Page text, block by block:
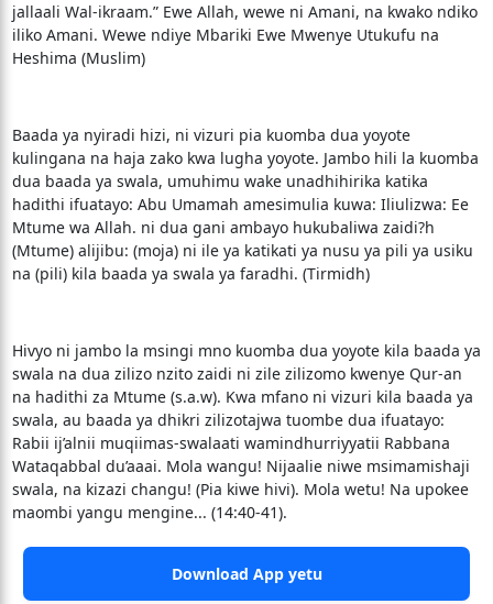
jallaali Wal-ikraam.” Ewe Allah, wewe ni Amani, na kwako ndiko
iliko Amani. Wewe ndiye Mbariki Ewe Mwenye Utukufu na
Heshima (Muslim)
Baada ya nyiradi hizi, ni vizuri pia kuomba dua yoyote
kulingana na haja zako kwa lugha yoyote. Jambo hili la kuomba
dua baada ya swala, umuhimu wake unadhihirika katika
hadithi ifuatayo: Abu Umamah amesimulia kuwa: Iliulizwa: Ee
Mtume wa Allah. ni dua gani ambayo hukubaliwa zaidi?h
(Mtume) alijibu: (moja) ni ile ya katikati ya nusu ya pili ya usiku
na (pili) kila baada ya swala ya faradhi. (Tirmidh)
Hivyo ni jambo la msingi mno kuomba dua yoyote kila baada ya
swala na dua zilizo nzito zaidi ni zile zilizomo kwenye Qur-an
na hadithi za Mtume (s.a.w). Kwa mfano ni vizuri kila baada ya
swala, au baada ya dhikri zilizotajwa tuombe dua ifuatayo:
Rabii ij’alnii muqiimas-swalaati wamindhurriyyatii Rabbana
Wataqabbal du’aaai. Mola wangu! Nijaalie niwe msimamishaji
swala, na kizazi changu! (Pia kiwe hivi). Mola wetu! Na upokee
maombi yangu mengine... (14:40-41).
Download App yetu